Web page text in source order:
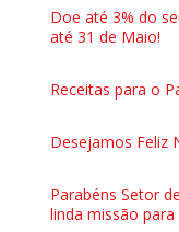
Doe até 3% do
até 31 de Maio!
Receitas para o
Desejamos Feliz
Parabéns Setor
linda missão